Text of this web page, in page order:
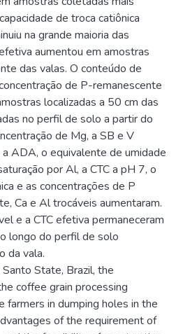
de troca catiônica
na grande maioria das
aumentou em amostras
das valas. O conteúdo de
de P-remanescente
localizadas a 50 cm das
no perfil de solo a partir do
de Mg, a SB e V
a ADA, o equivalente de umidade
por Al, a CTC a pH 7, o
e as concentrações de P
Ca e Al trocáveis aumentaram.
e a CTC efetiva permaneceram
longo do perfil de solo
da vala.
State, Brazil, the
coffee grain processing
farmers in dumping holes in the
of the requirement of